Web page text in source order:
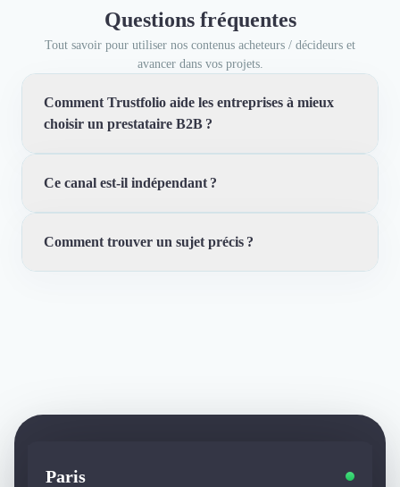
Questions fréquentes
Tout savoir pour utiliser nos contenus acheteurs / décideurs et
avancer dans vos projets.
Comment Trustfolio aide les entreprises à mieux
choisir un prestataire B2B ?
Nos articles expliquent les bonnes pratiques d’achat, les
Ce canal est-il indépendant ?
Oui : Trustfolio est une marketplace d’avis clients
Comment trouver un sujet précis ?
Paris